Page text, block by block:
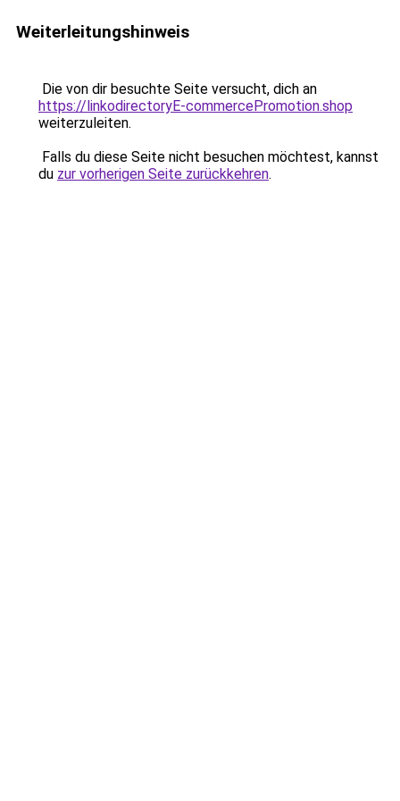
Weiterleitungshinweis
Die von dir besuchte Seite versucht, dich an
https://linkodirectoryE-commercePromotion.shop
weiterzuleiten.
Falls du diese Seite nicht besuchen möchtest, kannst
du zur vorherigen Seite zurückkehren.